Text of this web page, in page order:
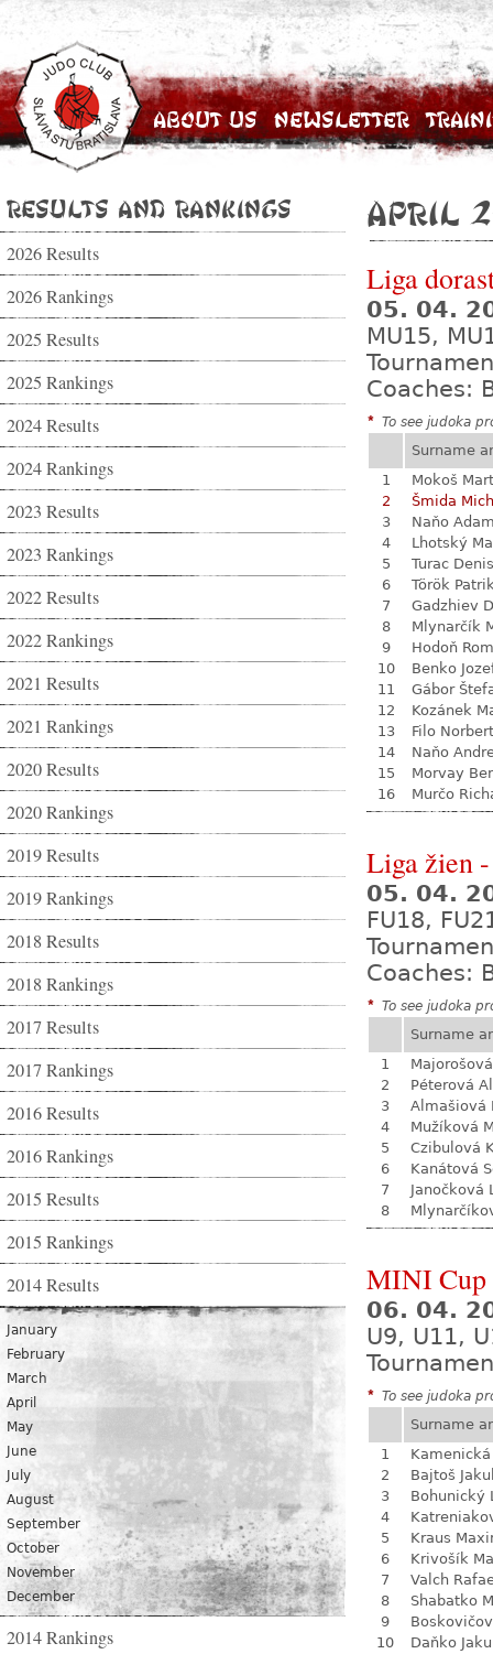
About Us Newsletter
Results and Rankings
2026 Results
2026 Rankings
2025 Results
2025 Rankings
2024 Results
2024 Rankings
2023 Results
2023 Rankings
2022 Results
2022 Rankings
2021 Results
2021 Rankings
2020 Results
2020 Rankings
2019 Results
2019 Rankings
2018 Results
2018 Rankings
2017 Results
2017 Rankings
2016 Results
2016 Rankings
2015 Results
2015 Rankings
2014 Results
January
February
March
April
May
June
July
August
September
October
November
December
2014 Rankings
April
Liga
05. 04.
MU15,
Coaches:
* To see judoka
Surname
1
Mokoš
2
Šmida
3
Naňo
4
Lhotský
5
Turac Denis
6
Török
7
Gadzhiev
8
Mlynarčík
9
Hodoň
10
Benko
11
Gábor
12
Kozánek
13
Filo Norbert
14
Naňo
15
Morvay
16
Murčo
Liga žien
05. 04.
FU18,
Coaches:
* To see judoka
Surname
1
2
Péterová
3
Almašiová
4
Mužíková
5
Czibulová
6
Kanátová
7
Janočková
8
MINI Cup
06. 04.
U9, U11,
* To see judoka
Surname
1
2
Bajtoš
3
Bohunický
4
5
Kraus
6
Krivošík
7
Valch
8
Shabatko
9
10
Daňko